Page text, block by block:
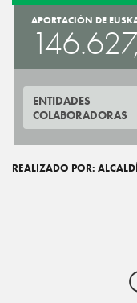
APORTACIÓN DE
ENTIDADES
COLABORADORAS
REALIZADO POR: